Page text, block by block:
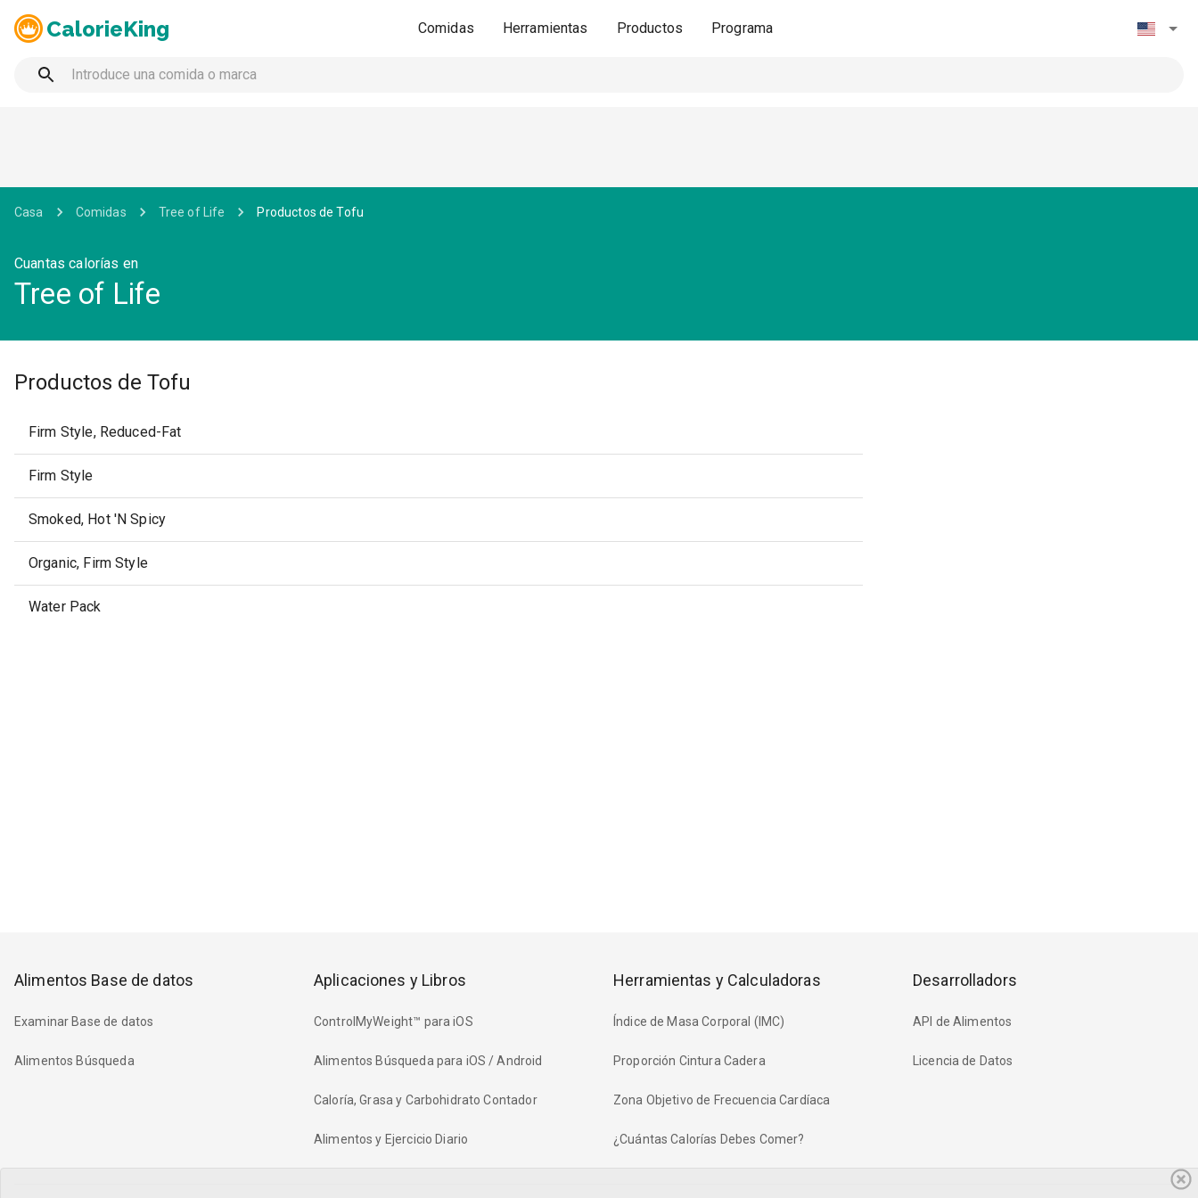
CalorieKing Comidas Herramientas Productos Programa
Casa Comidas Tree of Life Productos de Tofu
Cuantas calorías en
Tree of Life
Productos de Tofu
Firm Style, Reduced-Fat
Firm Style
Smoked, Hot 'N Spicy
Organic, Firm Style
Water Pack
Alimentos Base de datos
Examinar Base de datos
Alimentos Búsqueda
Aplicaciones y Libros
ControlMyWeight™ para iOS
Alimentos Búsqueda para iOS / Android
Caloría, Grasa y Carbohidrato Contador
Alimentos y Ejercicio Diario
Herramientas y Calculadoras
Índice de Masa Corporal (IMC)
Proporción Cintura Cadera
Zona Objetivo de Frecuencia Cardíaca
¿Cuántas Calorías Debes Comer?
Desarrolladors
API de Alimentos
Licencia de Datos